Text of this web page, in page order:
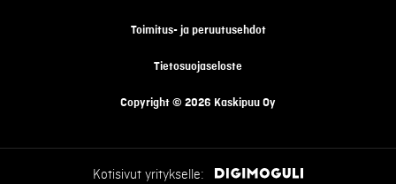
Copyright © 2026 Kaskipuu Oy
Tietosuojaseloste
Toimitus- ja peruutusehdot
Kotisivut yritykselle: